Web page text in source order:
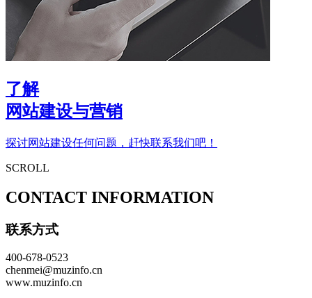
了解
网站建设与营销
探讨网站建设任何问题，赶快联系我们吧！
SCROLL
CONTACT INFORMATION
联系方式
400-678-0523
chenmei@muzinfo.cn
www.muzinfo.cn